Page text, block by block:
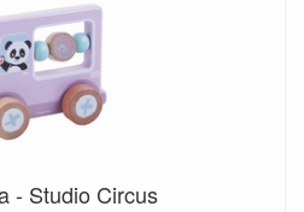
- Studio Circus